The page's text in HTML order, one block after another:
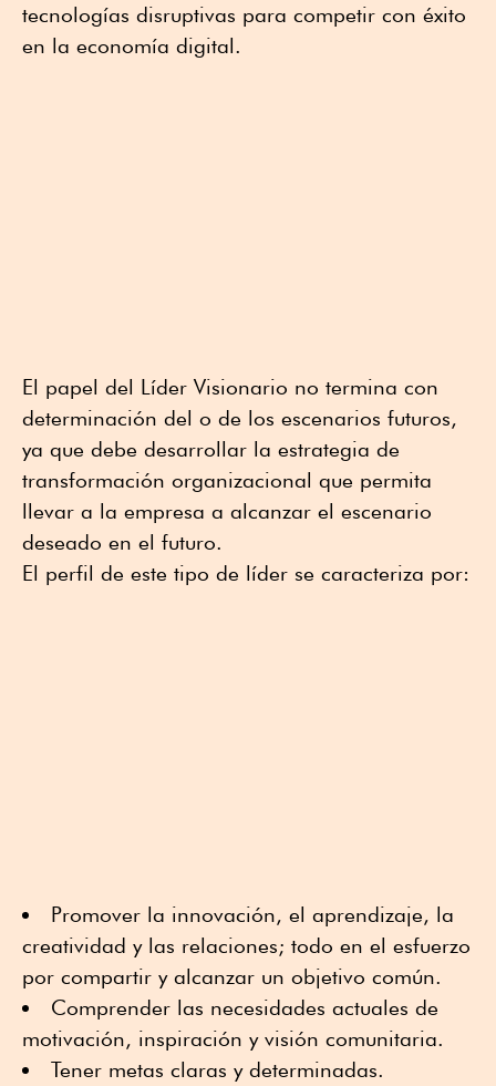
tecnologías disruptivas para competir con éxito
en la economía digital.
El papel del Líder Visionario no termina con
determinación del o de los escenarios futuros,
ya que debe desarrollar la estrategia de
transformación organizacional que permita
llevar a la empresa a alcanzar el escenario
deseado en el futuro.
El perfil de este tipo de líder se caracteriza por:
Promover la innovación, el aprendizaje, la
creatividad y las relaciones; todo en el esfuerzo
por compartir y alcanzar un objetivo común.
Comprender las necesidades actuales de
motivación, inspiración y visión comunitaria.
Tener metas claras y determinadas.